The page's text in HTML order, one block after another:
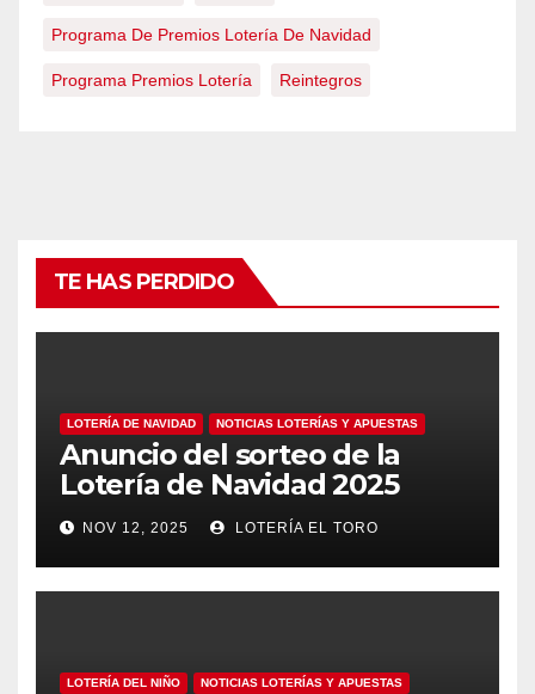
Programa De Premios Lotería De Navidad
Programa Premios Lotería Reintegros
TE HAS PERDIDO
LOTERÍA DE NAVIDAD NOTICIAS LOTERÍAS Y APUESTAS
Anuncio del sorteo de la
Lotería de Navidad 2025
NOV 12, 2025 LOTERÍA EL TORO
LOTERÍA DEL NIÑO NOTICIAS LOTERÍAS Y APUESTAS